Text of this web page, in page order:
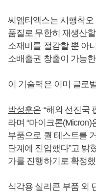
씨엠티엑스는 시행착
품질로 무한히 재생산
소재비를 절감할 뿐 아
소배출권 창출이 가능
이 기술력은 이미 글로
박성훈은 “해외 선진국
라며 “마이크론
부품으로 퀄 테스트를
단계에 진입했다”고 밝
가를 진행하기로 확정
식각용 실리콘 부품 외